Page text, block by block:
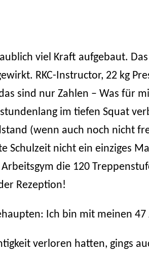
viel Kraft aufgebaut. Das
RKC-Instructor, 22 kg
sind nur Zahlen – Was für
im tiefen Squat
(wenn auch noch nicht
Schulzeit nicht ein einziges
die 120
Rezeption!
Ich bin mit meinen
verloren hatten, gings